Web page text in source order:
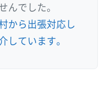
んでした。
から出張対応し
しています。